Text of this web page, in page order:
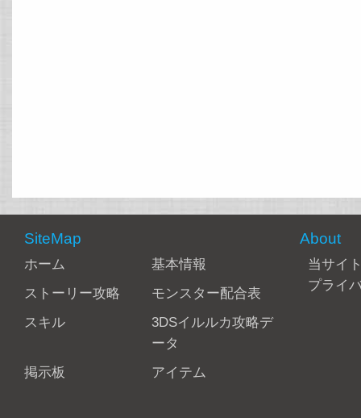
SiteMap
ホーム
基本情報
ストーリー攻略
モンスター配合表
スキル
3DSイルルカ攻略デ
ータ
掲示板
アイテム
About
当サイ
プライ